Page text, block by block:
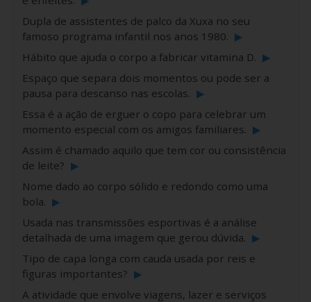
Dupla de assistentes de palco da Xuxa no seu
famoso programa infantil nos anos 1980. ▶
Hábito que ajuda o corpo a fabricar vitamina D. ▶
Espaço que separa dois momentos ou pode ser a
pausa para descanso nas escolas. ▶
Essa é a ação de erguer o copo para celebrar um
momento especial com os amigos familiares. ▶
Assim é chamado aquilo que tem cor ou consistência
de leite? ▶
Nome dado ao corpo sólido e redondo como uma
bola. ▶
Usada nas transmissões esportivas é a análise
detalhada de uma imagem que gerou dúvida. ▶
Tipo de capa longa com cauda usada por reis e
figuras importantes? ▶
A atividade que envolve viagens, lazer e serviços